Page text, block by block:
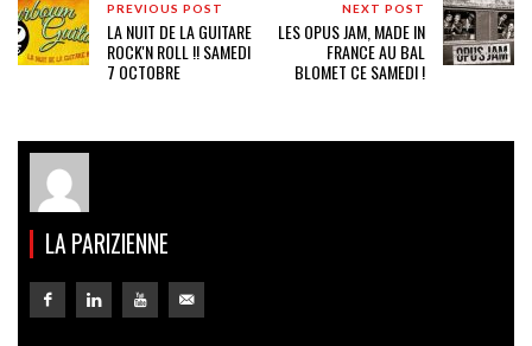
PREVIOUS POST
LA NUIT DE LA GUITARE
ROCK'N ROLL !! SAMEDI
7 OCTOBRE
NEXT POST
LES OPUS JAM, MADE IN
FRANCE AU BAL
BLOMET CE SAMEDI !
LA PARIZIENNE